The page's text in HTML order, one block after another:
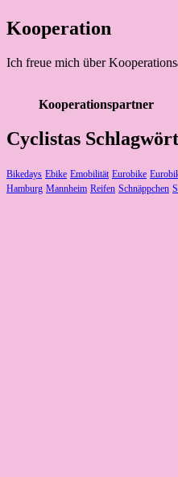
Kooperation
Ich freue mich über
Kooperationspartner
Cyclistas
Bikedays Ebike Emobilität Eurobike
Hamburg Mannheim Reifen Schnäppchen